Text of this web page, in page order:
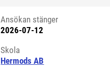
Ansökan stänger
2026-07-12
Skola
Hermods AB